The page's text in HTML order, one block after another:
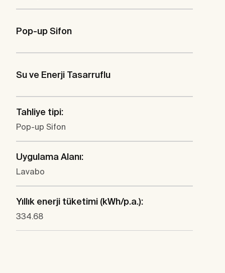
Pop-up Sifon
Su ve Enerji Tasarruflu
Tahliye tipi:
Pop-up Sifon
Uygulama Alanı:
Lavabo
Yıllık enerji tüketimi (kWh/p.a.):
334.68